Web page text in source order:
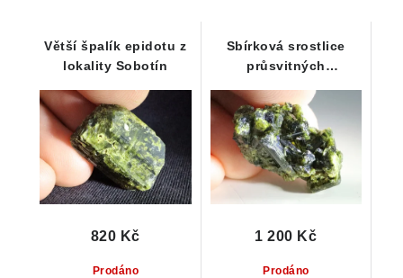
Větší špalík epidotu z
lokality Sobotín
Prodáno
820 Kč
Sbírková srostlice
průsvitných
krystalků zeleného
epidotu
Prodáno
1 200 Kč